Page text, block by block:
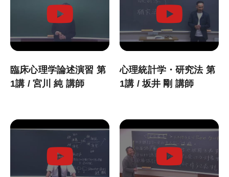
受講までの流れ
講義スケジュール
臨床心理学論述演習 第
1講 / 宮川 純 講師
心理統計学・研究法 第
1講 / 坂井 剛 講師